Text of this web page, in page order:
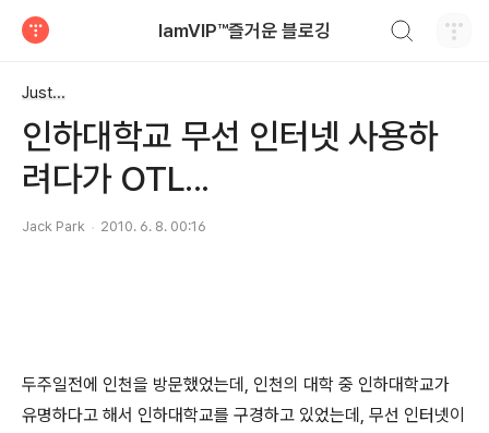
IamVIP™즐거운 블로깅
Just...
인하대학교 무선 인터넷 사용하
려다가 OTL...
Jack Park 2010. 6. 8. 00:16
두주일전에 인천을 방문했었는데, 인천의 대학 중 인하대학교가
유명하다고 해서 인하대학교를 구경하고 있었는데, 무선 인터넷이